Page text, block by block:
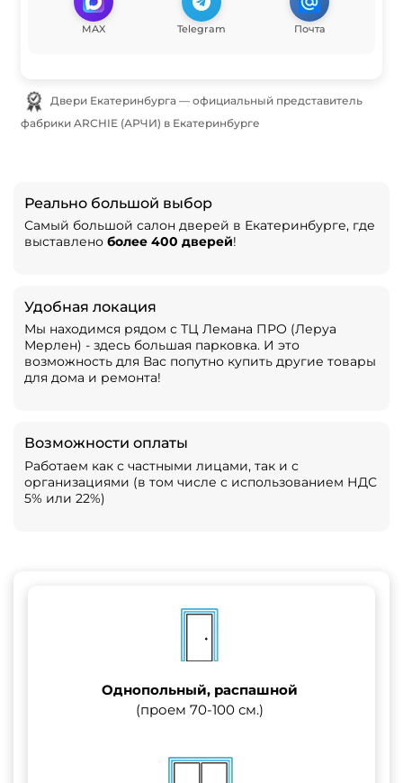
MAX Telegram Почта
фабрики ARCHIE (АРЧИ) в Екатеринбурге
Реально большой выбор
Самый большой салон дверей в Екатеринбурге, где
выставлено более 400 дверей!
Удобная локация
Мы находимся рядом с ТЦ Лемана ПРО (Леруа
Мерлен) - здесь большая парковка. И это
возможность для Вас попутно купить другие товары
для дома и ремонта!
Возможности оплаты
Работаем как с частными лицами, так и с
организациями (в том числе с использованием НДС
5% или 22%)
Однопольный, распашной
(проем 70-100 см.)